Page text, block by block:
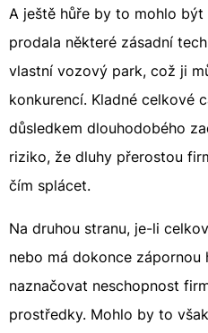
A ještě hůře by to mohlo
prodala některé zásadní
vlastní vozový park, což ji
konkurencí. Kladné celkové
důsledkem dlouhodobého
riziko, že dluhy přerostou
čím splácet.
Na druhou stranu, je-li
nebo má dokonce zápornou
naznačovat neschopnost
prostředky. Mohlo by to